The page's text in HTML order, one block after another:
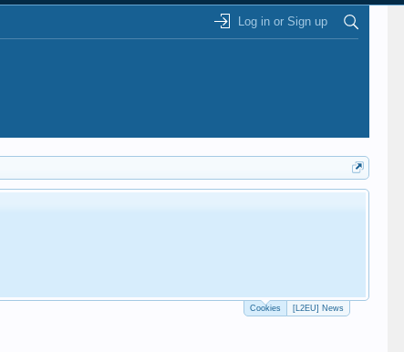
Log in or Sign up
Cookies [L2EU] News